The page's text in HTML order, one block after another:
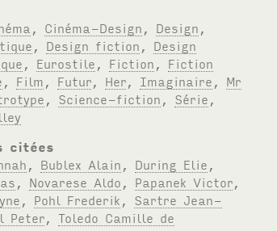
Cinéma-Design Design
Design fiction
Design
Eurostile Fiction
Fiction
Film Futur Her Imaginaire
Mr
Science-fiction Série
citées
Bublex Alain During Elie
Novarese Aldo Papanek Victor
Pohl Frederik
Sartre Jean-
Peter ,Toledo Camille de